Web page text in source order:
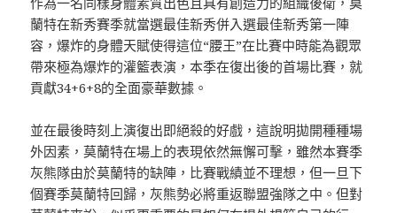
蘭特在新秀賽季就當選最佳新秀併入選最佳新秀第一陣
容，爆炸的身體天賦使得這位“腰王”在比賽中時能為觀眾
帶來極為爆炸的灌籃表演，本季在復出後的首場比賽，就
貢獻34+6+8的全面豪華數據。
並在最後時刻上演復出即絕殺的好戲，這說明拋開種種場
外因素，莫蘭特在場上的表現依然無懈可擊，雖然本賽季
灰熊隊由於莫蘭特的缺陣，比賽戰績並不理想，但一旦下
個賽季莫蘭特回歸，灰熊勢必將重返聯盟強隊之中。但對